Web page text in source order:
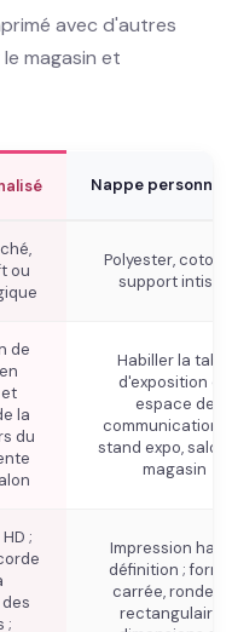
avec d'autres
magasin et
Nappe
ou
Polyester, coton
support intissé
de
la
du
Habiller la table
d'exposition en
espace de
communication
stand expo, salon
magasin
;
;
Impression
définition ;
carrée, ronde
rectangulaire ;